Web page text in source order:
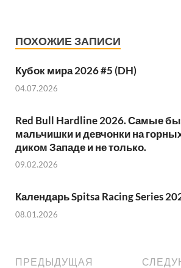
ПОХОЖИЕ ЗАПИСИ
Кубок мира 2026 #5 (DH)
04.07.2026
Red Bull Hardline 2026. Самые
мальчишки и девчонки на
диком Западе и не только.
09.02.2026
Календарь Spitsa Racing Series
08.01.2026
ПРЕДЫДУЩАЯ